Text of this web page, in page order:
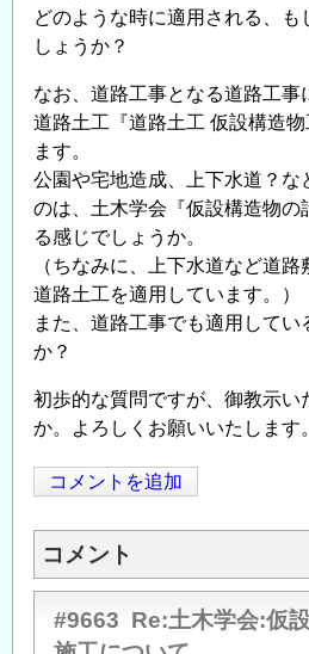
どのような時に適用される、
しょうか？
なお、道路工事となる道路工事
道路土工『道路土工 仮設構造
ます。
公園や宅地造成、上下水道？な
のは、土木学会『仮設構造物の
る感じでしょうか。
（ちなみに、上下水道など道
道路土工を適用しています。）
また、道路工事でも適用してい
か？
初歩的な質問ですが、御教示い
か。よろしくお願いいたします。
コメントを追加
コメント
#9663 Re:土木学会:仮